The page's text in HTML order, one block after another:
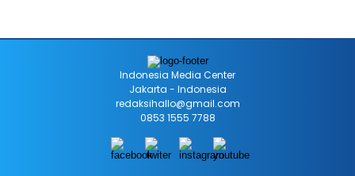
Indonesia Media Center
Jakarta - Indonesia
redaksihallo@gmail.com
0853 1555 7788